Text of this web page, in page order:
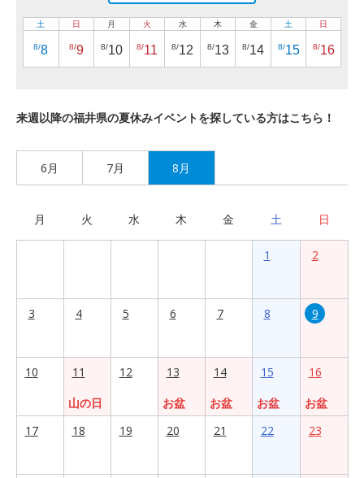
土
8/8
日
8/9
月
8/10
火
8/11
水
8/12
木
8/13
金
8/14
土
8/15
日
8/16
来週以降の福井県の夏休みイベントを探している方はこちら！
6月 7月 8月
月 火 水 木 金 土 日
1 2
3 4 5 6 7 8 9
10
11
山の日
12
13
お盆
14
お盆
15
お盆
16
お盆
17
18 19 20 21 22 23